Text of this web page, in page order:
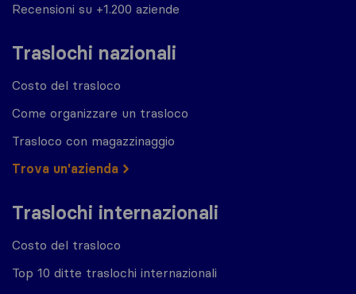
Recensioni su +1.200 aziende
Traslochi nazionali
Costo del trasloco
Come organizzare un trasloco
Trasloco con magazzinaggio
Trova un'azienda
Traslochi internazionali
Costo del trasloco
Top 10 ditte traslochi internazionali